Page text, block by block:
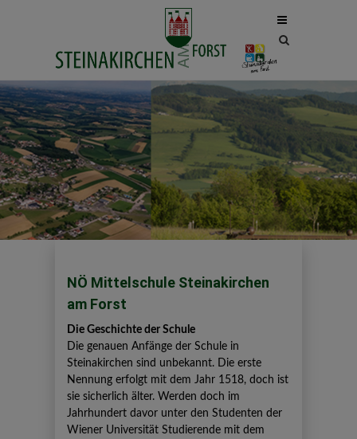
Site
NÖ Mittelschule Steinakirchen
am Forst
Die Geschichte der Schule
Die genauen Anfänge der Schule in
Steinakirchen sind unbekannt. Die erste
Nennung erfolgt mit dem Jahr 1518, doch ist
sie sicherlich älter. Werden doch im
Jahrhundert davor unter den Studenten der
Wiener Universität Studierende mit dem